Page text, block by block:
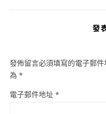
發
發佈留言必須填寫的電子郵件
為 *
電子郵件地址 *